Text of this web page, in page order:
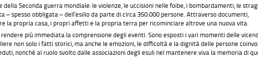
Seconda guerra mondiale: le violenze, le uccisioni nelle foibe, i bombardamenti, le
spesso obbligata – dell’esilio da parte di circa 350.000 persone. Attraverso documenti,
la propria casa, i propri affetti e la propria terra per ricominciare altrove una nuova vita.
più immediata la comprensione degli eventi. Sono esposti i vari momenti delle
non solo i fatti storici, ma anche le emozioni, le difficoltà e la dignità delle persone
nonché al ruolo svolto dalle associazioni degli esuli nel mantenere viva la memoria di